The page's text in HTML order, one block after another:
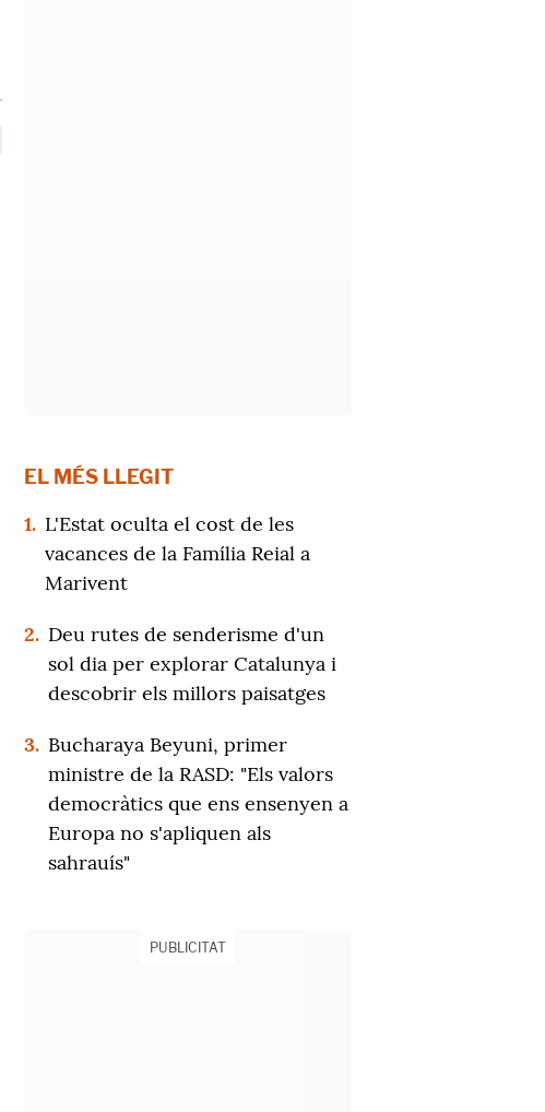
EL MÉS LLEGIT
1. L'Estat oculta el cost de les
vacances de la Família Reial a
Marivent
2. Deu rutes de senderisme d'un
sol dia per explorar Catalunya i
descobrir els millors paisatges
3. Bucharaya Beyuni, primer
ministre de la RASD: "Els valors
democràtics que ens ensenyen a
Europa no s'apliquen als
sahrauís"
PUBLICITAT